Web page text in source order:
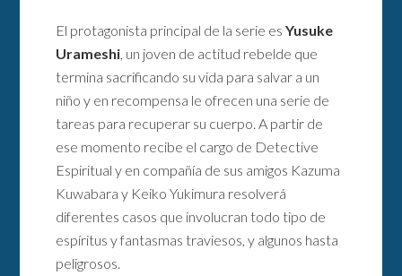
El protagonista principal de la serie esYusuke
Urameshi, un joven de actitud rebelde que
termina sacrificando su vida para salvar a un
niño y en recompensa le ofrecen una serie de
tareas para recuperar su cuerpo. A partir de
ese momento recibe el cargo de Detective
Espiritual y en compañía de sus amigos Kazuma
Kuwabara y Keiko Yukimura resolverá
diferentes casos que involucran todo tipo de
espíritus y fantasmas traviesos, y algunos hasta
peligrosos.